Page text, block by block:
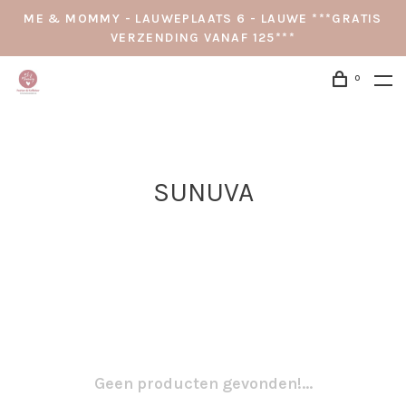
ME & MOMMY - LAUWEPLAATS 6 - LAUWE ***GRATIS
VERZENDING VANAF 125***
0
SUNUVA
Geen producten gevonden!...